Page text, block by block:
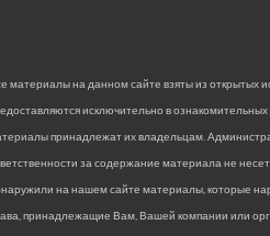
материалы на данном сайте взяты из открытых
исключительно в
принадлежат их владельцам.
за содержание материала не
на нашем сайте материалы, которые
принадлежащие Вам, Вашей компании или